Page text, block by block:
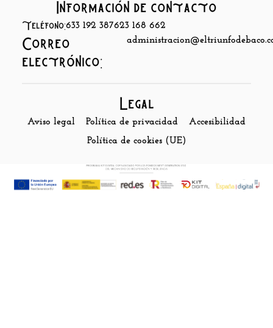
Información de contacto
Teléfono:633 192 387623 168 662
Correo
electrónico:
Legal
Aviso legal Política de privacidad
Accesibilidad
Política de cookies (UE)